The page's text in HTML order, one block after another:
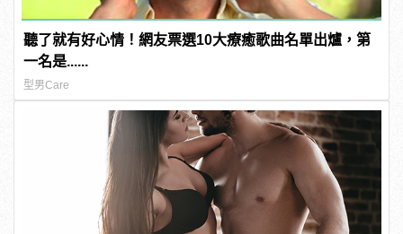
聽了就有好心情！網友票選10大療癒歌曲名單出爐，第
一名是......
型男Care